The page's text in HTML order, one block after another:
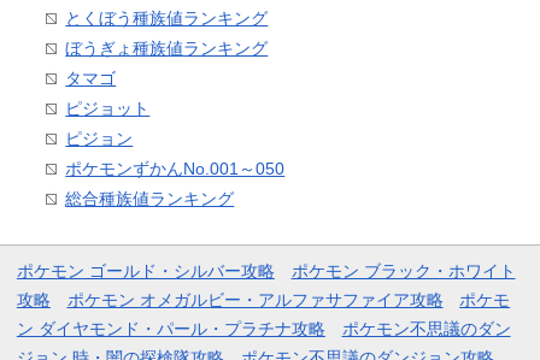
とくぼう種族値ランキング
ぼうぎょ種族値ランキング
タマゴ
ピジョット
ピジョン
ポケモンずかんNo.001～050
総合種族値ランキング
ポケモン ゴールド・シルバー攻略
ポケモン ブラック・ホワイト
攻略
ポケモン オメガルビー・アルファサファイア攻略
ポケモ
ン ダイヤモンド・パール・プラチナ攻略
ポケモン不思議のダン